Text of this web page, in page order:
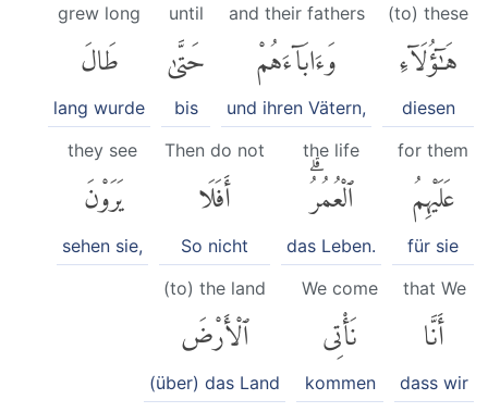
(to) these
هَٰٓؤُلَآءِ
diesen
and their fathers
وَءَابَآءَهُمْ
und ihren Vätern,
until
حَتَّىٰ
bis
grew long
طَالَ
lang wurde
for them
عَلَيْهِمُ
für sie
the life
ٱلْعُمُرُۗ
das Leben.
Then do not
أَفَلَا
So nicht
they see
يَرَوْنَ
sehen sie,
that We
أَنَّا
dass wir
We come
نَأْتِى
kommen
(to) the land
ٱلْأَرْضَ
(über) das Land